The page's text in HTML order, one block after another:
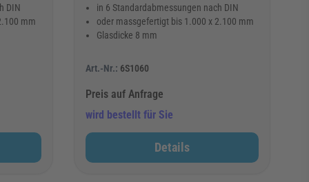
DIN
mm
in 6 Standardabmessungen nach DIN
oder massgefertigt bis 1.000 x 2.100 mm
Glasdicke 8 mm
Art.-Nr.: 6S1060
Preis auf Anfrage
wird bestellt für Sie
Details